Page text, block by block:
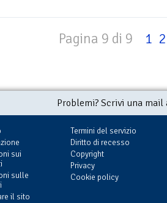
Pagina 9 di 9 1 2
Problemi? Scrivi una
sui
sulle
il sito
Termini del servizio
Diritto di recesso
Copyright
Privacy
Cookie policy